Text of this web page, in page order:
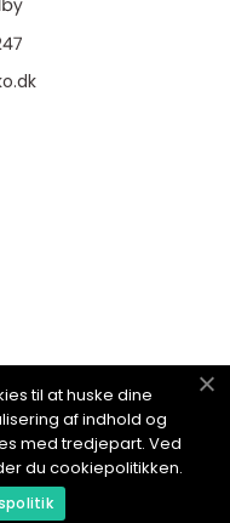
til at huske dine
af indhold og
med tredjepart. Ved
du cookiepolitikken.